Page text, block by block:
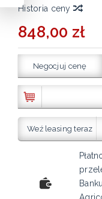
Historia ceny
848,00 zł
Negocjuj cenę
Weź leasing teraz